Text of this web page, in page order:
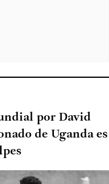
por David
de Uganda es